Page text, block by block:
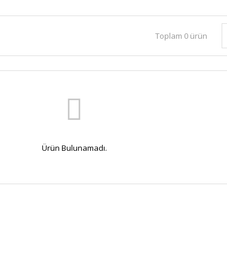
Toplam 0 ürün
Ürün Bulunamadı.